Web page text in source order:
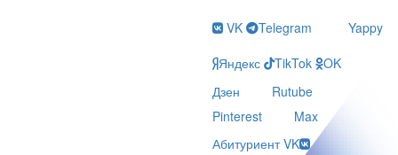
VK Telegram
Yappy
Яндекс
TikTok
OK
Дзен
Rutube
Pinterest
Max
Абитуриент VK